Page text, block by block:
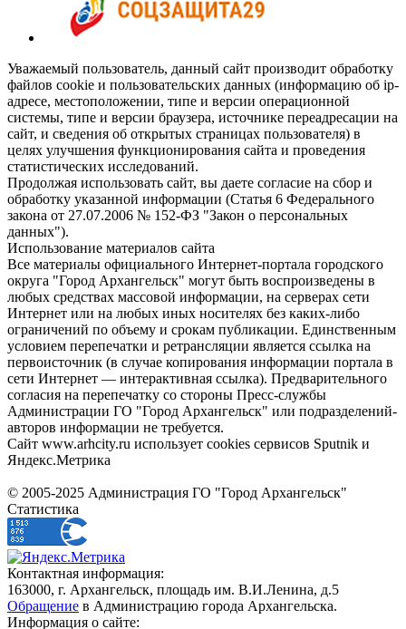
Уважаемый пользователь, данный сайт производит обработку
файлов cookie и пользовательских данных (информацию об ip-
адресе, местоположении, типе и версии операционной
системы, типе и версии браузера, источнике переадресации на
сайт, и сведения об открытых страницах пользователя) в
целях улучшения функционирования сайта и проведения
статистических исследований.
Продолжая использовать сайт, вы даете согласие на сбор и
обработку указанной информации (Статья 6 Федерального
закона от 27.07.2006 № 152-ФЗ "Закон о персональных
данных").
Использование материалов сайта
Все материалы официального Интернет-портала городского
округа "Город Архангельск" могут быть воспроизведены в
любых средствах массовой информации, на серверах сети
Интернет или на любых иных носителях без каких-либо
ограничений по объему и срокам публикации. Единственным
условием перепечатки и ретрансляции является ссылка на
первоисточник (в случае копирования информации портала в
сети Интернет — интерактивная ссылка). Предварительного
согласия на перепечатку со стороны Пресс-службы
Администрации ГО "Город Архангельск" или подразделений-
авторов информации не требуется.
Сайт www.arhcity.ru использует cookies сервисов Sputnik и
Яндекс.Метрика
© 2005-2025 Администрация ГО "Город Архангельск"
Статистика
Контактная информация:
163000, г. Архангельск, площадь им. В.И.Ленина, д.5
Обращение в Администрацию города Архангельска.
Информация о сайте: